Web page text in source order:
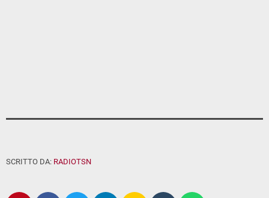
SCRITTO DA: RADIOTSN